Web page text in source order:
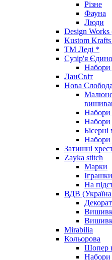
Різне
Фауна
Люди
Design
Kustom
ТМ Леді *
Сузір'я
Набори
ЛанСвіт
Нова Слобода
Набори
Набори
Набори
Затишні
Zayka stitch
Марки
Іграшки
На
ВДВ
Mirabilia
Кольорова
Шопер
Набори